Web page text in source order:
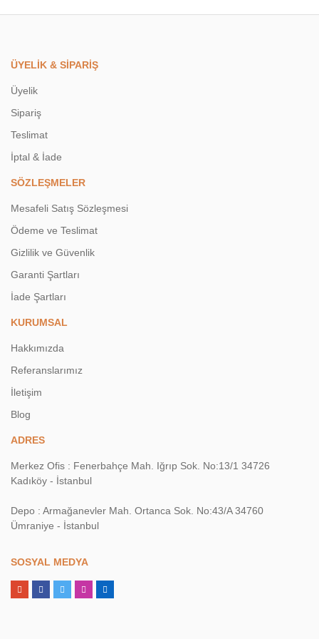
ÜYELİK & SİPARİŞ
Üyelik
Sipariş
Teslimat
İptal & İade
SÖZLEŞMELER
Mesafeli Satış Sözleşmesi
Ödeme ve Teslimat
Gizlilik ve Güvenlik
Garanti Şartları
İade Şartları
KURUMSAL
Hakkımızda
Referanslarımız
İletişim
Blog
ADRES
Merkez Ofis : Fenerbahçe Mah. Iğrıp Sok. No:13/1 34726
Kadıköy - İstanbul
Depo : Armağanevler Mah. Ortanca Sok. No:43/A 34760
Ümraniye - İstanbul
SOSYAL MEDYA